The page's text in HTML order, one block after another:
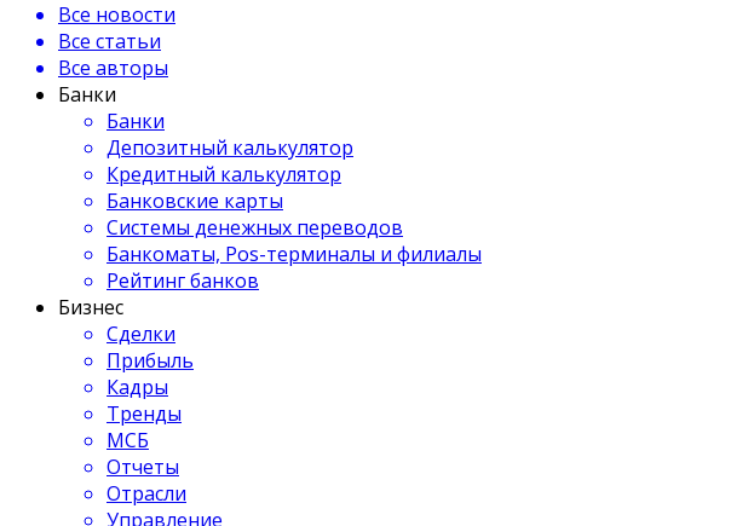
Все новости
Все статьи
Все авторы
Банки
Банки
Депозитный калькулятор
Кредитный калькулятор
Банковские карты
Системы денежных переводов
Банкоматы, Pos-терминалы и филиалы
Рейтинг банков
Бизнес
Сделки
Прибыль
Кадры
Тренды
МСБ
Отчеты
Отрасли
Управление